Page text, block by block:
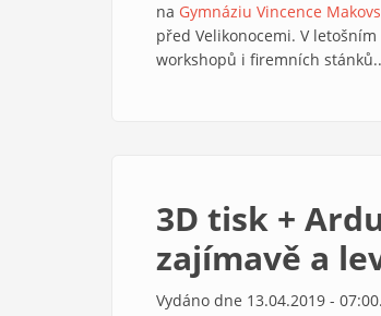
na Gymnáziu Vincence
před Velikonocemi. V
workshopů i firemních
3D tisk +
zajímavě a
Vydáno dne 13.04.2019 - 07:00.